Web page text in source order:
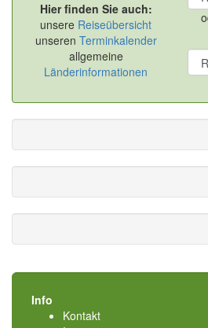
Hier finden Sie auch:
unsere Reiseübersicht
unseren Terminkalender
allgemeine
Länderinformationen
Info
Kontakt